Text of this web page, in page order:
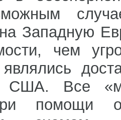
на Западную
чем
США. Все
помощи